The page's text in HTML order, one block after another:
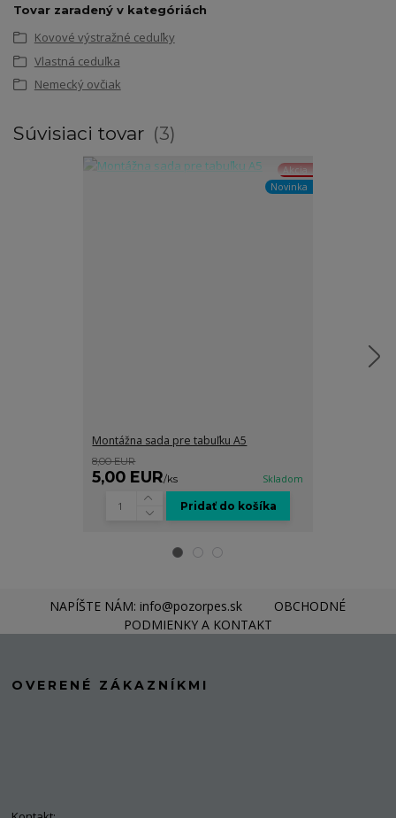
Tovar zaradený v kategóriách
Kovové výstražné ceduľky
Vlastná ceduľka
Nemecký ovčiak
Súvisiaci tovar 3
Akcia
Novinka
Montážna sada pre tabuľku A5
8,00 EUR
5,00 EUR/ks Skladom
Pridať do košíka
NAPÍŠTE NÁM: info@pozorpes.sk
OBCHODNÉ
PODMIENKY A KONTAKT
OVERENÉ ZÁKAZNÍKMI